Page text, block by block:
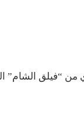
قيادي من